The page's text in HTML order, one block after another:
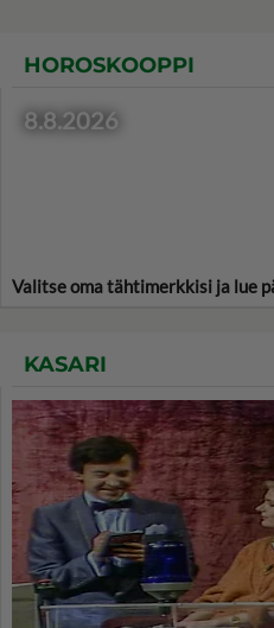
HOROSKOOPPI
8.8.2026
Valitse oma tähtimerkkisi ja lue
KASARI